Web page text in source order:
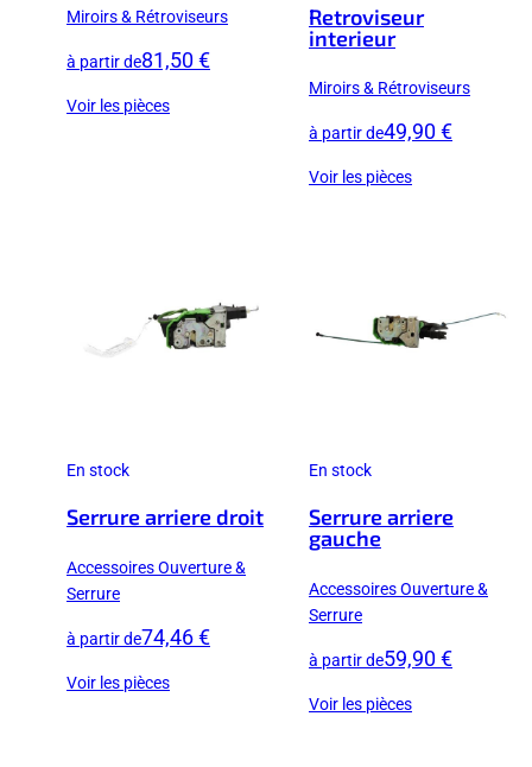
Miroirs & Rétroviseurs
à partir de81,50 €
Voir les pièces
Retroviseur
interieur
Miroirs & Rétroviseurs
à partir de49,90 €
Voir les pièces
En stock
Serrure arriere droit
Accessoires Ouverture &
Serrure
à partir de74,46 €
Voir les pièces
En stock
Serrure arriere
gauche
Accessoires Ouverture &
Serrure
à partir de59,90 €
Voir les pièces